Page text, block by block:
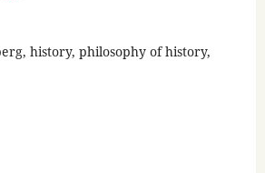
history, philosophy of history,